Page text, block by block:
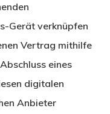
Gerät verknüpfen
Vertrag mithilfe
eines
digitalen
Anbieter